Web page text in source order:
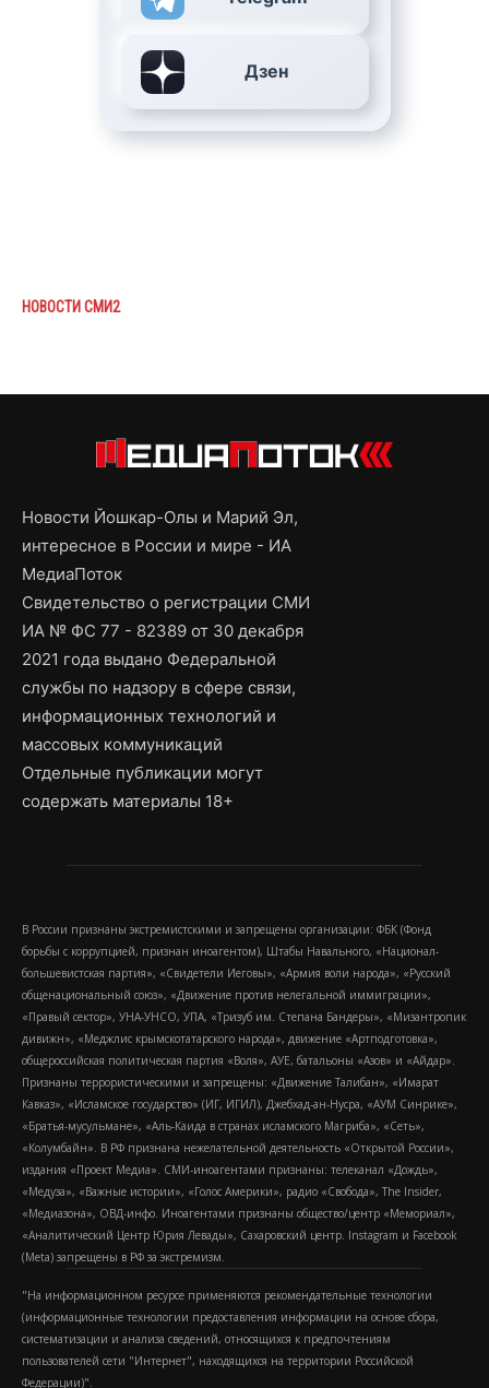
Дзен
НОВОСТИ СМИ2
Новости Йошкар-Олы и Марий Эл,
интересное в России и мире - ИА
МедиаПоток
Свидетельство о регистрации СМИ
ИА № ФС 77 - 82389 от 30 декабря
2021 года выдано Федеральной
службы по надзору в сфере связи,
информационных технологий и
массовых коммуникаций
Отдельные публикации могут
содержать материалы 18+
В России признаны экстремистскими и запрещены организации: ФБК (Фонд
борьбы с коррупцией, признан иноагентом), Штабы Навального, «Национал-
большевистская партия», «Свидетели Иеговы», «Армия воли народа», «Русский
общенациональный союз», «Движение против нелегальной иммиграции»,
«Правый сектор», УНА-УНСО, УПА, «Тризуб им. Степана Бандеры», «Мизантропик
дивижн», «Меджлис крымскотатарского народа», движение «Артподготовка»,
общероссийская политическая партия «Воля», АУЕ, батальоны «Азов» и «Айдар».
Признаны террористическими и запрещены: «Движение Талибан», «Имарат
Кавказ», «Исламское государство» (ИГ, ИГИЛ), Джебхад-ан-Нусра, «АУМ Синрике»,
«Братья-мусульмане», «Аль-Каида в странах исламского Магриба», «Сеть»,
«Колумбайн». В РФ признана нежелательной деятельность «Открытой России»,
издания «Проект Медиа». СМИ-иноагентами признаны: телеканал «Дождь»,
«Медуза», «Важные истории», «Голос Америки», радио «Свобода», The Insider,
«Медиазона», ОВД-инфо. Иноагентами признаны общество/центр «Мемориал»,
«Аналитический Центр Юрия Левады», Сахаровский центр. Instagram и Facebook
(Metа) запрещены в РФ за экстремизм.
"На информационном ресурсе применяются рекомендательные технологии
(информационные технологии предоставления информации на основе сбора,
систематизации и анализа сведений, относящихся к предпочтениям
пользователей сети "Интернет", находящихся на территории Российской
Федерации)".